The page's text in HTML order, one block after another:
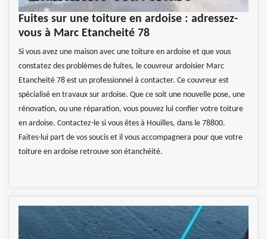
Fuites sur une toiture en ardoise : adressez-
vous à Marc Etancheité 78
Si vous avez une maison avec une toiture en ardoise et que vous
constatez des problèmes de fuites, le couvreur ardoisier Marc
Etancheité 78 est un professionnel à contacter. Ce couvreur est
spécialisé en travaux sur ardoise. Que ce soit une nouvelle pose, une
rénovation, ou une réparation, vous pouvez lui confier votre toiture
en ardoise. Contactez-le si vous êtes à Houilles, dans le 78800.
Faites-lui part de vos soucis et il vous accompagnera pour que votre
toiture en ardoise retrouve son étanchéité.